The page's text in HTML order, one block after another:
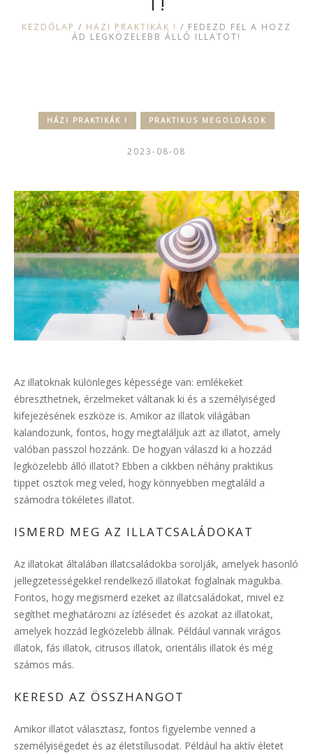
KEZDŐLAP / HÁZI PRAKTIKÁK ! / FEDEZD FEL A HOZZ
ÁD LEGKÖZELEBB ÁLLÓ ILLATOT!
HÁZI PRAKTIKÁK ! PRAKTIKUS MEGOLDÁSOK
2023-08-08
Az illatoknak különleges képessége van: emlékeket
ébreszthetnek, érzelmeket váltanak ki és a személyiséged
kifejezésének eszköze is. Amikor az illatok világában
kalandozunk, fontos, hogy megtaláljuk azt az illatot, amely
valóban passzol hozzánk. De hogyan válaszd ki a hozzád
legközelebb álló illatot? Ebben a cikkben néhány praktikus
tippet osztok meg veled, hogy könnyebben megtaláld a
számodra tökéletes illatot.
ISMERD MEG AZ ILLATCSALÁDOKAT
Az illatokat általában illatcsaládokba sorolják, amelyek hasonló
jellegzetességekkel rendelkező illatokat foglalnak magukba.
Fontos, hogy megismerd ezeket az illatcsaládokat, mivel ez
segíthet meghatározni az ízlésedet és azokat az illatokat,
amelyek hozzád legközelebb állnak. Például vannak virágos
illatok, fás illatok, citrusos illatok, orientális illatok és még
számos más.
KERESD AZ ÖSSZHANGOT
Amikor illatot választasz, fontos figyelembe venned a
személyiségedet és az életstílusodat. Például ha aktív életet